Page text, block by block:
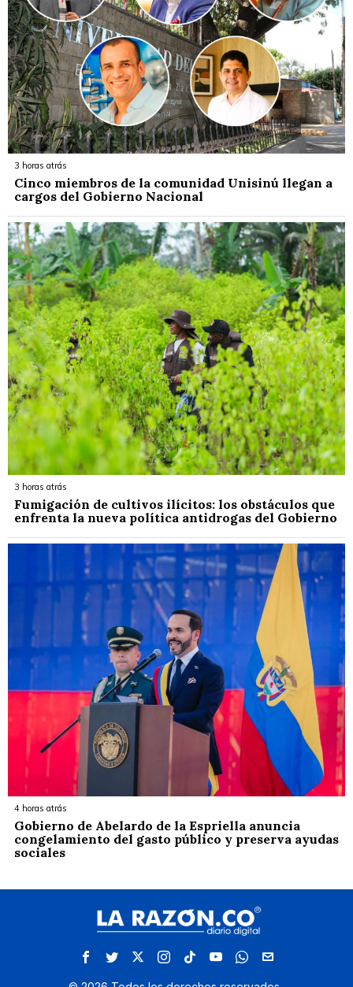
3 horas atrás
Cinco miembros de la comunidad Unisinú llegan a
cargos del Gobierno Nacional
3 horas atrás
Fumigación de cultivos ilícitos: los obstáculos que
enfrenta la nueva política antidrogas del Gobierno
4 horas atrás
Gobierno de Abelardo de la Espriella anuncia
congelamiento del gasto público y preserva ayudas
sociales